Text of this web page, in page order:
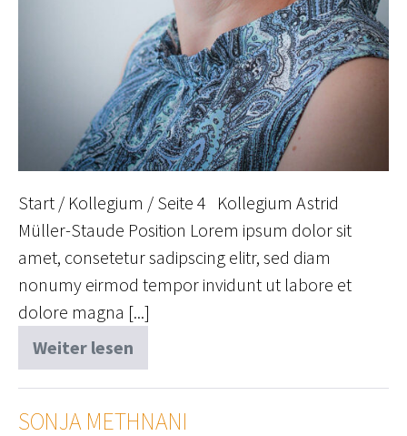
Start / Kollegium / Seite 4 Kollegium Astrid
Müller-Staude Position Lorem ipsum dolor sit
amet, consetetur sadipscing elitr, sed diam
nonumy eirmod tempor invidunt ut labore et
dolore magna [...]
Weiter lesen
Astrid
Müller-
Staude
SONJA METHNANI